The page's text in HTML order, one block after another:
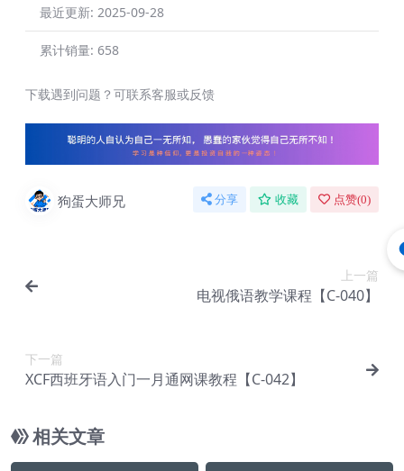
最近更新: 2025-09-28
累计销量: 658
下载遇到问题？可联系客服或反馈
狗蛋大师兄 分享 收藏 点赞(0)
上一篇
电视俄语教学课程【C-040】
下一篇
XCF西班牙语入门一月通网课教程【C-042】
相关文章